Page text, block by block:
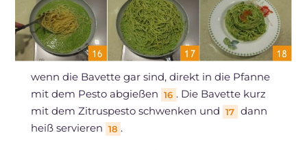
wenn die Bavette gar sind, direkt in die Pfanne
mit dem Pesto abgießen 16 . Die Bavette kurz
mit dem Zitruspesto schwenken und 17 dann
heiß servieren 18 .